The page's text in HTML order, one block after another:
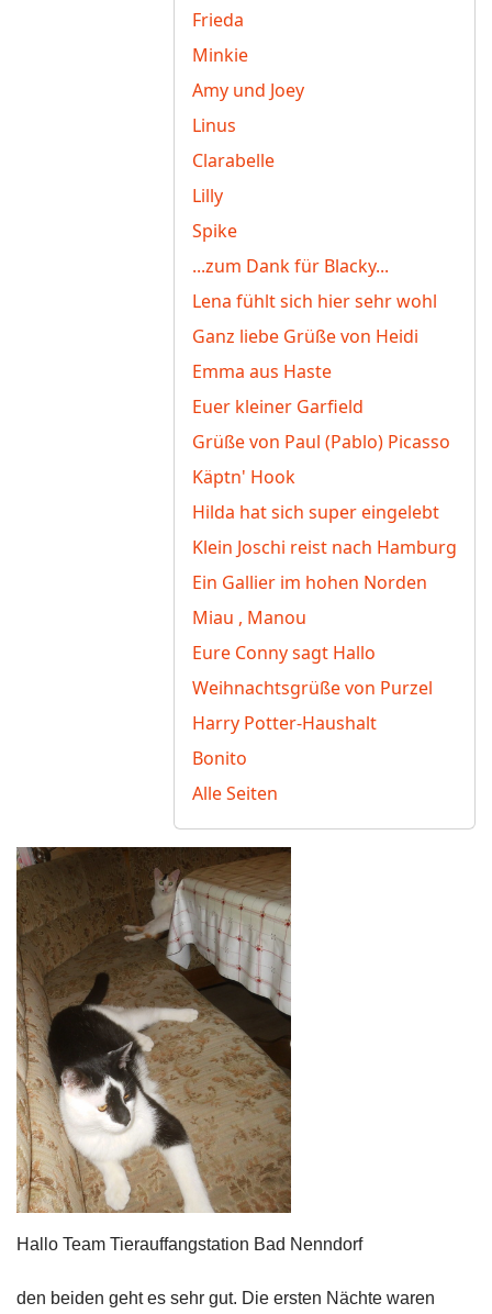
Frieda
Minkie
Amy und Joey
Linus
Clarabelle
Lilly
Spike
...zum Dank für Blacky...
Lena fühlt sich hier sehr wohl
Ganz liebe Grüße von Heidi
Emma aus Haste
Euer kleiner Garfield
Grüße von Paul (Pablo) Picasso
Käptn' Hook
Hilda hat sich super eingelebt
Klein Joschi reist nach Hamburg
Ein Gallier im hohen Norden
Miau , Manou
Eure Conny sagt Hallo
Weihnachtsgrüße von Purzel
Harry Potter-Haushalt
Bonito
Alle Seiten
Hallo Team Tierauffangstation Bad Nenndorf
den beiden geht es sehr gut. Die ersten Nächte waren